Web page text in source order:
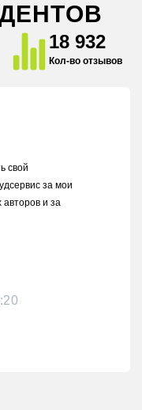
18 932
Кол-во отзывов
свой
за мои
и за